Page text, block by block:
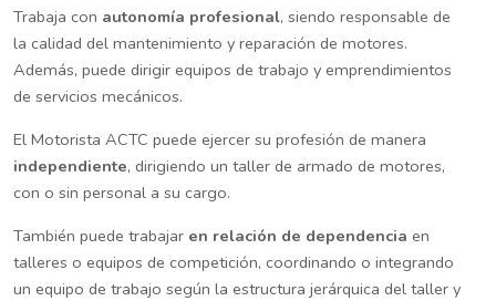
Trabaja con autonomía profesional, siendo responsable de
la calidad del mantenimiento y reparación de motores.
Además, puede dirigir equipos de trabajo y emprendimientos
de servicios mecánicos.
El Motorista ACTC puede ejercer su profesión de manera
independiente, dirigiendo un taller de armado de motores,
con o sin personal a su cargo.
También puede trabajar en relación de dependencia en
talleres o equipos de competición, coordinando o integrando
un equipo de trabajo según la estructura jerárquica del taller y